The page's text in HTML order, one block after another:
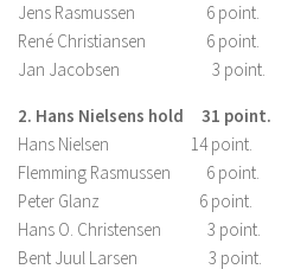
Jens Rasmussen 6 point.
René Christiansen 6 point.
Jan Jacobsen 3 point.
2. Hans Nielsens hold 31 point.
Hans Nielsen 14 point.
Flemming Rasmussen 6 point.
Peter Glanz 6 point.
Hans O. Christensen 3 point.
Bent Juul Larsen 3 point.